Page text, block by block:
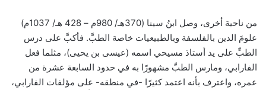
من ناحية أخرى، وصل ابنُ سينا (370هـ/ 980م – 428 هـ/ 1037م)
علومَ الدين بالفلسفة وبالطبيعيات خاصة الطبَّ. فأكبَّ على درس
الطبِّ على يد أستاذ مسيحي اسمه (عيسى بن يحيى)، مثلما فعل
الفارابي، ومارس الطبَّ مشهورًا به في حدود السابعة عشرة من
عمره، واعترف بأنه اعتمد كثيرًا -في منطقه- على مؤلفات الفارابي،